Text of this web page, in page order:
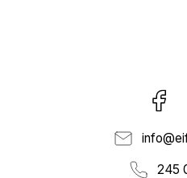
info@
245